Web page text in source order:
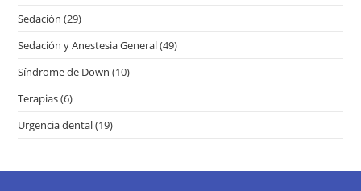
Sedación (29)
Sedación y Anestesia General(49)
Síndrome de Down (10)
Terapias(6)
Urgencia dental(19)